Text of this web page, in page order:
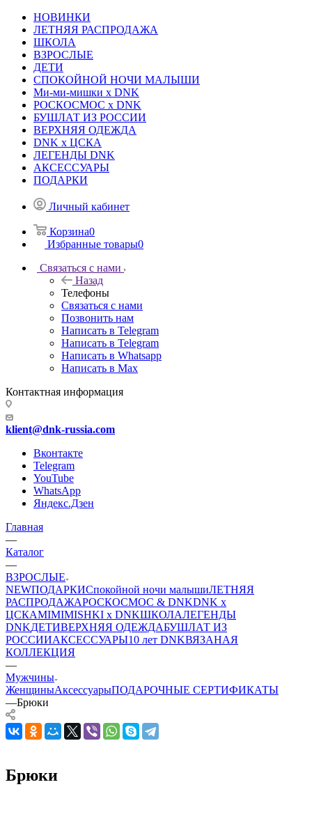
НОВИНКИ
ЛЕТНЯЯ РАСПРОДАЖА
ШКОЛА
ВЗРОСЛЫЕ
ДЕТИ
СПОКОЙНОЙ НОЧИ МАЛЫШИ
Ми-ми-мишки x DNK
РОСКОСМОС x DNK
БУШЛАТ ИЗ РОССИИ
ВЕРХНЯЯ ОДЕЖДА
DNK x ЦСКА
ЛЕГЕНДЫ DNK
АКСЕССУАРЫ
ПОДАРКИ
Личный кабинет
Корзина0
Избранные товары0
Связаться с нами
Назад
Телефоны
Связаться с нами
Позвонить нам
Написать в Telegram
Написать в Telegram
Написать в Whatsapp
Написать в Max
Контактная информация
klient@dnk-russia.com
Вконтакте
Telegram
YouTube
WhatsApp
Яндекс.Дзен
Главная
—
Каталог
—
ВЗРОСЛЫЕ
NEWПОДАРКИСпокойной ночи малышиЛЕТНЯЯ
РАСПРОДАЖАРОСКОСМОС & DNKDNK x
ЦСКАMIMIMISHKI x DNKШКОЛАЛЕГЕНДЫ
DNKДЕТИВЕРХНЯЯ ОДЕЖДАБУШЛАТ ИЗ
РОССИИАКСЕССУАРЫ10 лет DNKВЯЗАНАЯ
КОЛЛЕКЦИЯ
—
Мужчины
ЖенщиныАксессуарыПОДАРОЧНЫЕ СЕРТИФИКАТЫ
—Брюки
Брюки